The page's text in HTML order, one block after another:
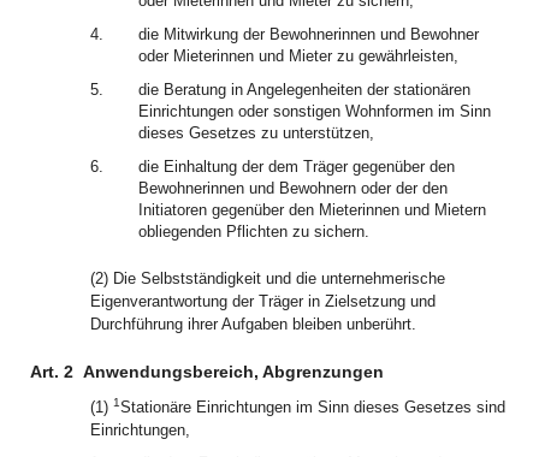
4.
die Mitwirkung der Bewohnerinnen und Bewohner
oder Mieterinnen und Mieter zu gewährleisten,
5.
die Beratung in Angelegenheiten der stationären
Einrichtungen oder sonstigen Wohnformen im Sinn
dieses Gesetzes zu unterstützen,
6.
die Einhaltung der dem Träger gegenüber den
Bewohnerinnen und Bewohnern oder der den
Initiatoren gegenüber den Mieterinnen und Mietern
obliegenden Pflichten zu sichern.
(2) Die Selbstständigkeit und die unternehmerische
Eigenverantwortung der Träger in Zielsetzung und
Durchführung ihrer Aufgaben bleiben unberührt.
Art. 2 Anwendungsbereich, Abgrenzungen
(1) 1Stationäre Einrichtungen im Sinn dieses Gesetzes sind
Einrichtungen,